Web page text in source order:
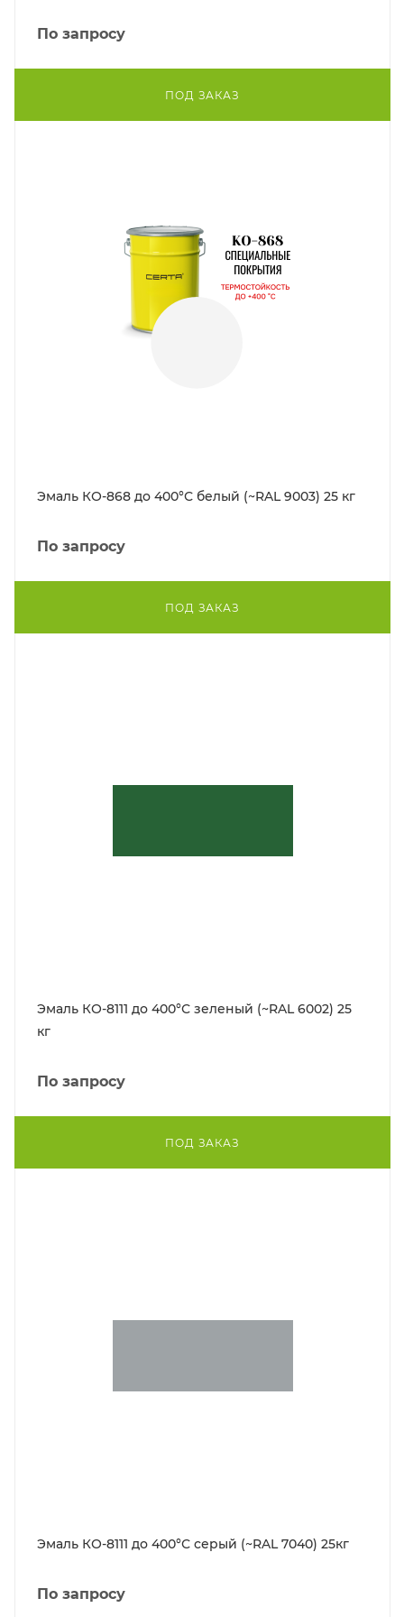
По запросу
ПОД ЗАКАЗ
Эмаль КО-868 до 400°С белый (~RAL 9003) 25 кг
По запросу
ПОД ЗАКАЗ
Эмаль КО-8111 до 400°С зеленый (~RAL 6002) 25
кг
По запросу
ПОД ЗАКАЗ
Эмаль КО-8111 до 400°С серый (~RAL 7040) 25кг
По запросу